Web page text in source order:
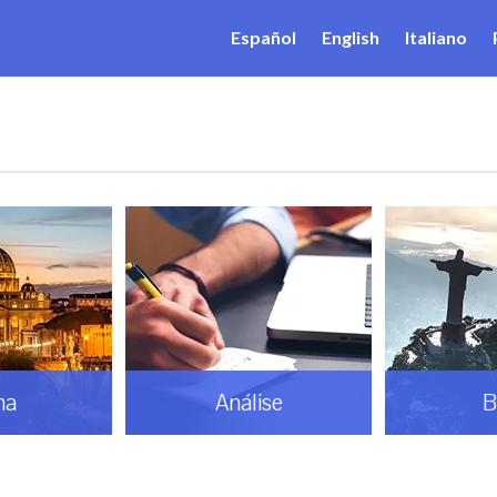
Español English Italiano
Análise